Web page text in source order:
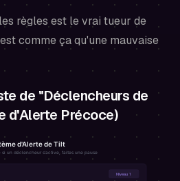
règles est le vrai tueur de
comme ça qu'une mauvaise
de "Déclencheurs de
d'Alerte Précoce)